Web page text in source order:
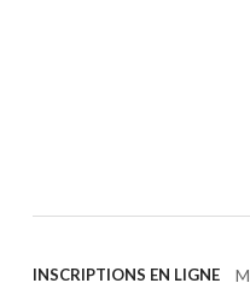
INSCRIPTIONS EN LIGNE